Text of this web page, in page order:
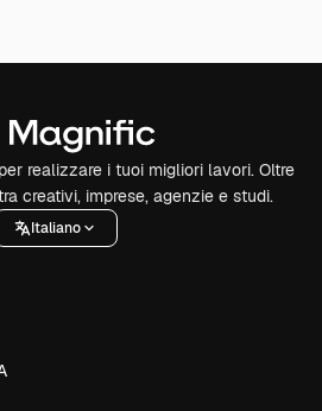
realizzare i tuoi migliori lavori. Oltre
creativi, imprese, agenzie e studi.
Italiano